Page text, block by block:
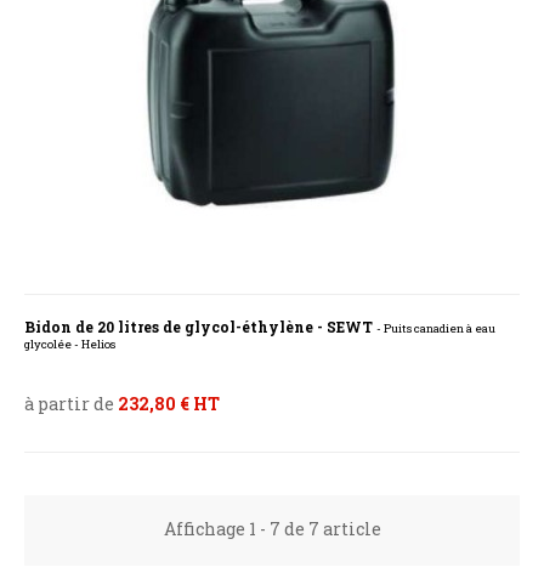
Bidon de 20 litres de glycol-éthylène - SEWT - Puits canadien à eau
glycolée - Helios
à partir de 232,80 € HT
Affichage 1 - 7 de 7 article